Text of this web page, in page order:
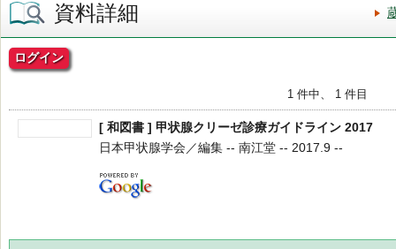
資料詳細
ログイン
1 件中、 1 件目
[ 和図書 ] 甲状腺クリーゼ診療ガイドライン 2017
日本甲状腺学会／編集 -- 南江堂 -- 2017.9 --